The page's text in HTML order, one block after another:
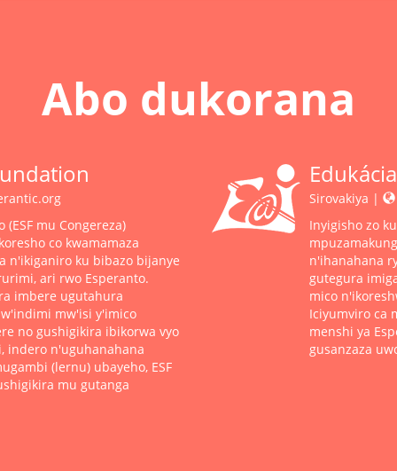
Abo dukorana
mu Congereza)
co kwamamaza
n'ikiganiro ku bibazo bijanye
ari rwo Esperanto.
imbere ugutahura
mw'isi y'imico
no gushigikira ibikorwa vyo
indero n'uguhanahana
(lernu) ubayeho, ESF
mu gutanga
Sirovakiya |
Inyigisho zo
n'ihanahana
gutegura
mico
Iciyumviro ca
menshi ya
gusanzaza